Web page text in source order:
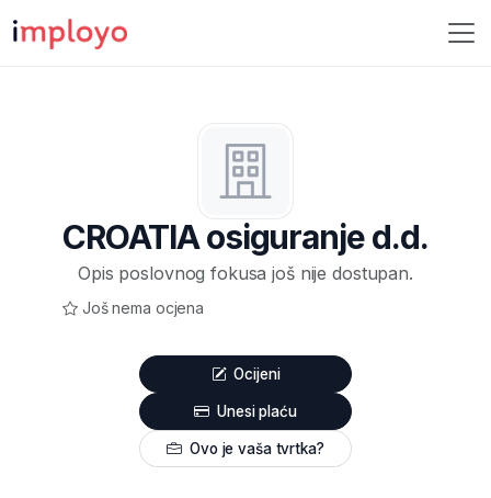
CROATIA osiguranje d.d.
Opis poslovnog fokusa još nije dostupan.
Još nema ocjena
Ocijeni
Unesi plaću
Ovo je vaša tvrtka?